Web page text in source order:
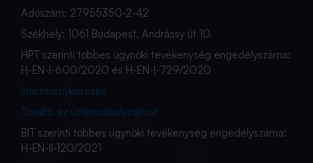
Adószám: 27955350-2-42
Székhely: 1061 Budapest, Andrássy út 10.
HPT szerinti többes ügynöki tevékenység engedélyszáma:
H-EN-I-600/2020 és H-EN-I-729/2020
Intézménykeresés
Tovább az üzletszabályzathoz
BIT szerinti többes ügynöki tevékenység engedélyszáma:
H-EN-II-120/2021